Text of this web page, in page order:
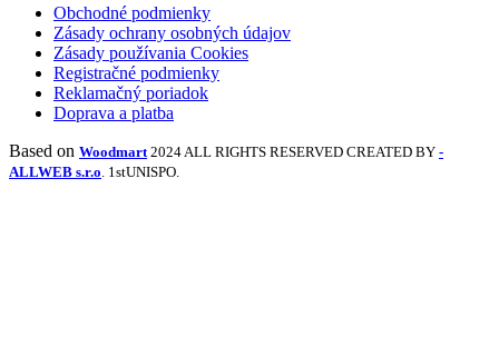
Obchodné podmienky
Zásady ochrany osobných údajov
Zásady používania Cookies
Registračné podmienky
Reklamačný poriadok
Doprava a platba
Based on Woodmart 2024 ALL RIGHTS RESERVED CREATED BY -
ALLWEB s.r.o . 1stUNISPO.